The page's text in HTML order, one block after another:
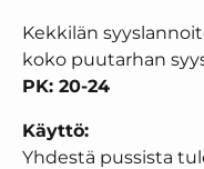
Kekkilän
koko puutarhan
PK: 20-24
Käyttö:
Yhdestä pussista